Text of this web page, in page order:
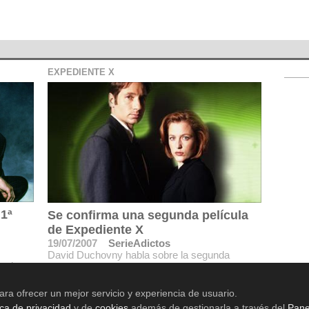
EXPEDIENTE X
Se confirma una segunda película
de Expediente X
19/07/2007
SerieAdictos
David Duchovny habla sobre la segunda
película de esta aclamada serie que podría
ofrecer un mejor servicio y experiencia de usuario.